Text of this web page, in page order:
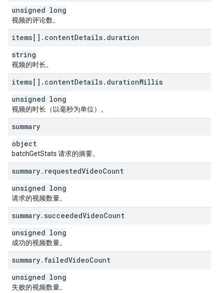
unsigned long
视频的评论数。
items[] . contentDetails. duration
string
视频的时长。
items[] . contentDetails. durationMillis
unsigned long
视频的时长（以毫秒为单位）。
summary
object
batchGetStats 请求的摘要。
summary. requestedVideoCount
unsigned long
请求的视频数量。
summary. succeededVideoCount
unsigned long
成功的视频数量。
summary. failedVideoCount
unsigned long
失败的视频数量。